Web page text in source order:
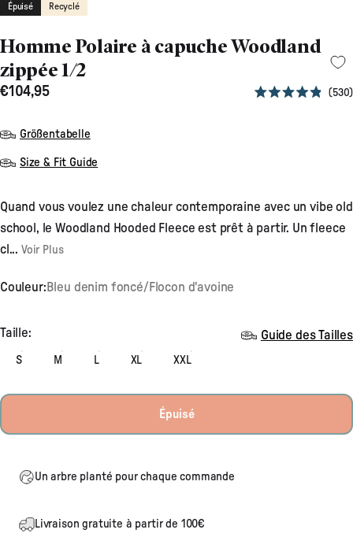
Épuisé Recyclé
Homme Polaire à capuche Woodland
zippée 1/2
€104,95 530
Größentabelle
Size & Fit Guide
Quand vous voulez une chaleur contemporaine avec un vibe old
school, le Woodland Hooded Fleece est prêt à partir. Un fleece
cl... Voir Plus
Couleur: Bleu denim foncé/Flocon d'avoine
Guide des Tailles
Taille
Taille:
S M L XL XXL
Épuisé
Un arbre planté pour chaque commande
Livraison gratuite à partir de 100€